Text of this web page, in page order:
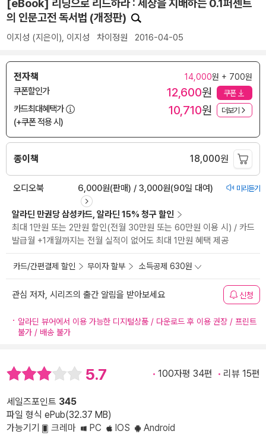
[eBook] 리딩으로 리드하라 : 세상을 지배하는 0.1퍼센트
의 인문고전 독서법 (개정판)
이지성 (지은이), 이지성 차이정원 2016-04-05
전자책 14,000원 + 700원
쿠폰할인가 12,600원 쿠폰
카드최대혜택가
(+쿠폰 적용 시)
10,710원 더보기
종이책 18,000원
오디오북 6,000원(판매) / 3,000원(90일 대여) 미리듣기
알라딘 만권당 삼성카드, 알라딘 15% 청구 할인
최대 1만원 또는 2만원 할인(전월 30만원 또는 60만원 이용 시) / 카드
발급월 +1개월까지는 전월 실적이 없어도 최대 1만원 혜택 제공
카드/간편결제 할인 무이자 할부 소득공제 630원
관심 저자, 시리즈의 출간 알림을 받아보세요 신청
알라딘 뷰어에서 이용 가능한 디지털상품 / 다운로드 후 이용 권장 / 프린트
불가 / 배송 불가
5.7 100자평 34편 리뷰 15편
세일즈포인트 345
파일 형식 ePub(32.37 MB)
가능기기
크레마 PC IOS
Android